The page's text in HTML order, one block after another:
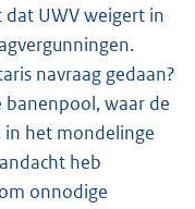
dat UWV weigert in
navraag gedaan?
waar de
in het mondelinge
heb
onnodige